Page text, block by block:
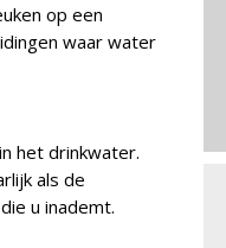
op een
waar water
het drinkwater.
als de
u inademt.